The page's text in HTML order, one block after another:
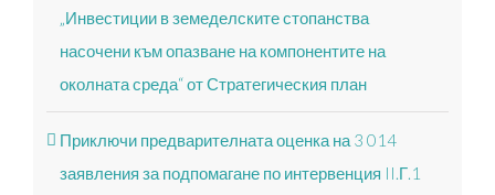
„Инвестиции в земеделските стопанства
насочени към опазване на компонентите на
околната среда“ от Стратегическия план
Приключи предварителната оценка на 3 014
заявления за подпомагане по интервенция II.Г.1